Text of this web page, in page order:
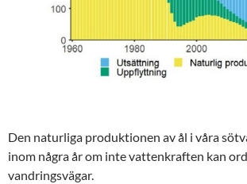
Den naturliga produktionen av ål i våra
inom några år om inte vattenkraften kan
vandringsvägar.